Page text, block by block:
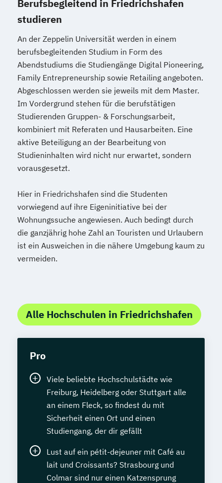
Berufsbegleitend in Friedrichshafen
studieren
An der Zeppelin Universität werden in einem
berufsbegleitenden Studium in Form des
Abendstudiums die Studiengänge Digital Pioneering,
Family Entrepreneurship sowie Retailing angeboten.
Abgeschlossen werden sie jeweils mit dem Master.
Im Vordergrund stehen für die berufstätigen
Studierenden Gruppen- & Forschungsarbeit,
kombiniert mit Referaten und Hausarbeiten. Eine
aktive Beteiligung an der Bearbeitung von
Studieninhalten wird nicht nur erwartet, sondern
vorausgesetzt.
Hier in Friedrichshafen sind die Studenten
vorwiegend auf ihre Eigeninitiative bei der
Wohnungssuche angewiesen. Auch bedingt durch
die ganzjährig hohe Zahl an Touristen und Urlaubern
ist ein Ausweichen in die nähere Umgebung kaum zu
vermeiden.
Alle Hochschulen in Friedrichshafen
Pro
Viele beliebte Hochschulstädte wie
Freiburg, Heidelberg oder Stuttgart alle
an einem Fleck, so findest du mit
Sicherheit einen Ort und einen
Studiengang, der dir gefällt
Lust auf ein pétit-dejeuner mit Café au
lait und Croissants? Strasbourg und
Colmar sind nur einen Katzensprung